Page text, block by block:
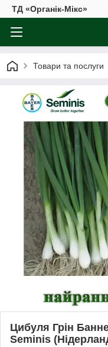
ТД «Органік-Мікс»
Товари та послуги
Цибуля Грін
Seminis